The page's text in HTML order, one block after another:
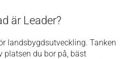
är Leader?
landsbygdsutveckling. Tanken
platsen du bor på, bäst